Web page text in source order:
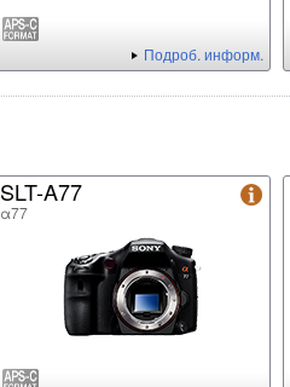
Подроб. информ.
SLT-A77
α77